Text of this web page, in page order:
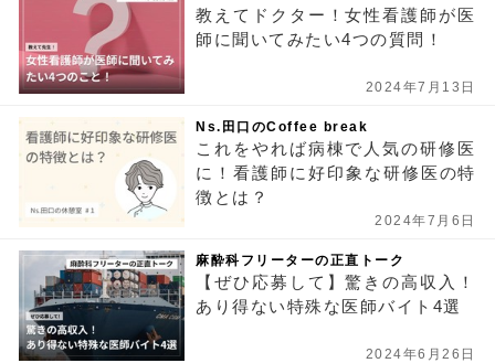
教えてドクター！女性看護師が医
師に聞いてみたい4つの質問！
2024年7月13日
Ns.田口のCoffee break
これをやれば病棟で人気の研修医
に！看護師に好印象な研修医の特
徴とは？
2024年7月6日
麻酔科フリーターの正直トーク
【ぜひ応募して】驚きの高収入！
あり得ない特殊な医師バイト4選
2024年6月26日